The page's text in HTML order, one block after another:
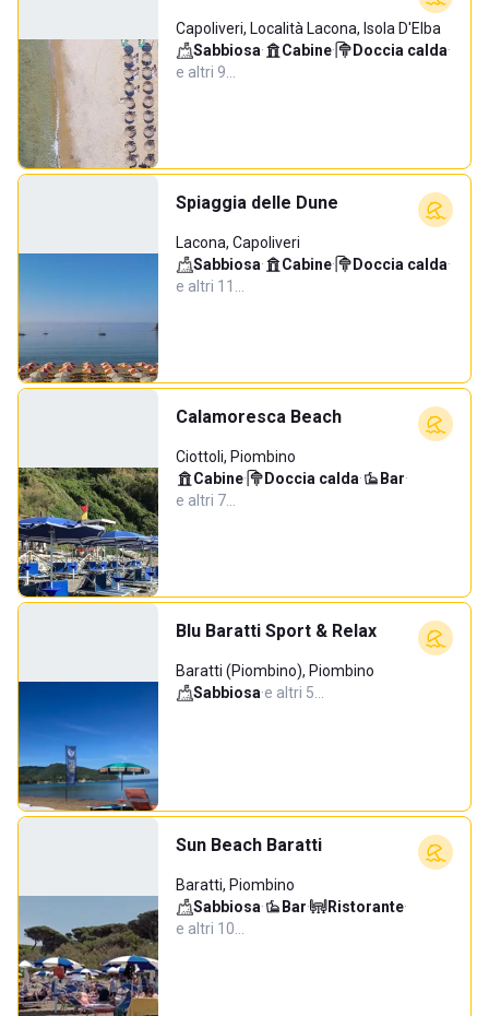
Capoliveri, Località Lacona, Isola D'Elba
Sabbiosa· Cabine· Doccia calda·
e altri 9…
Spiaggia delle Dune
Lacona, Capoliveri
Sabbiosa· Cabine· Doccia calda·
e altri 11…
Calamoresca Beach
Ciottoli, Piombino
Cabine· Doccia calda· Bar·
e altri 7…
Blu Baratti Sport & Relax
Baratti (Piombino), Piombino
Sabbiosa·e altri 5…
Sun Beach Baratti
Baratti, Piombino
Sabbiosa· Bar· Ristorante·
e altri 10…